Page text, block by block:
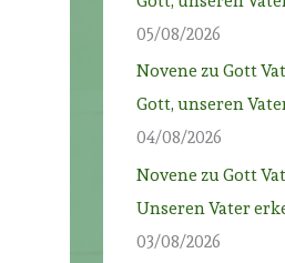
05/08/2026
Novene zu Gott
Gott, unseren
04/08/2026
Novene zu Gott
Unseren Vater
03/08/2026